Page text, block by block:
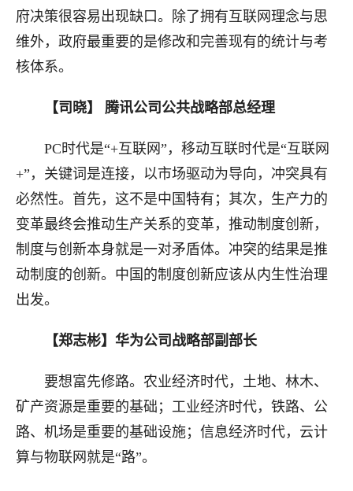
府决策很容易出现缺口。除了拥有互联网理念与思
维外，政府最重要的是修改和完善现有的统计与考
核体系。
【司晓】 腾讯公司公共战略部总经理
PC时代是“+互联网” ，移动互联时代是“互联网
+”， 关键词 是连接，以市场驱动为导向 ， 冲突具有
必然性。首先，这不是中国特有 ；其次， 生产力的
变革最终会推动生产关系的变革，推动制度创新，
制度与创新本身就是一对矛盾体。冲突的结果是推
动制度的创新。 中国的制度创新应该从内生性治理
出发。
【郑志彬】 华为公司战略部副部长
要想富先修路。农业经济时代， 土地、林木、
矿产资源是重要的基础； 工业经济时代， 铁路、公
路、机场是重要的基础设施； 信息经济时代， 云计
算与物联网 就是“路”。